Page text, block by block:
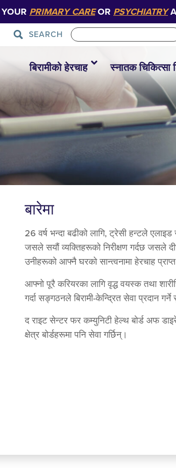
PRIMARY CAREOR PSYCHIATRY
SEARCH
बिरामीको हेरचाह स्नातक चिकित्सा
बारेमा
26 वर्ष भन्दा बढीको लागि, ट्रेसी हन्टले
जसले सयौं व्यक्तिहरूको निरीक्षण गर्दछ जसले
उनीहरूको आफ्नै घरको सान्त्वनामा हेरचाह
आफ्नो पूरै करियरका लागि वृद्ध वयस्क तथा
गर्दा सङ्गठनले बिरामी-केन्द्रित सेवा प्रदान
द राइट सेन्टर फर कम्युनिटी हेल्थ बोर्ड अफ
क्षेत्र बोर्डहरूमा पनि सेवा गर्छिन्।